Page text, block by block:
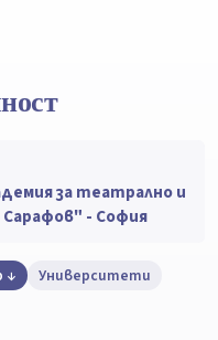
за театрално и
- София
Университети